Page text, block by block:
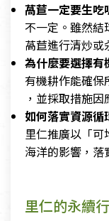
萵苣一定要生吃
不一定。雖然結
萵苣進行清炒或
為什麼要選擇有
有機耕作能確
，並採取措施因
如何落實資源循
里仁推廣以「
海洋的影響，落
里仁的永續